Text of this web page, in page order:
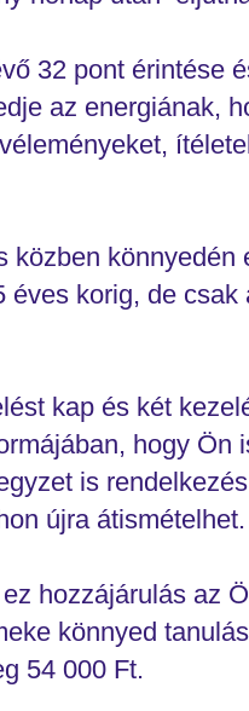
32 pont érintése
az energiának,
közben
éves korig, de
kap és két
hogy Ön
is
újra átismételhet.
hozzájárulás az
könnyed
54 000 Ft.